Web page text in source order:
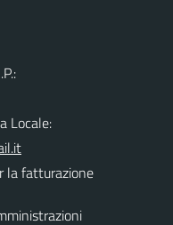
Locale:
la fatturazione